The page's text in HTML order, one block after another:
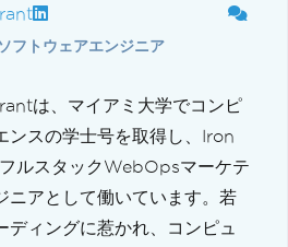
フトウェアエンジニア
は、マイアミ大学でコンピ
ンスの学士号を取得し、Iron
ルスタックWebOpsマーケテ
ニアとして働いています。若
ディングに惹かれ、コンピュ